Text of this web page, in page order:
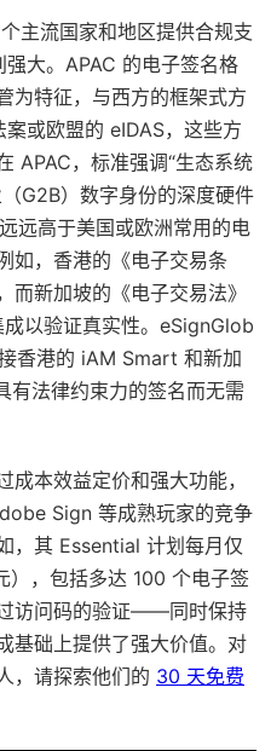
主流国家和地区提供合规支
大。APAC 的电子签名格
为特征，与西方的框架式方
或欧盟的 eIDAS，这些方
APAC，标准强调“生态系统
G2B）数字身份的深度硬件
远高于美国或欧洲常用的电
如，香港的《电子交易条
新加坡的《电子交易法》
以验证真实性。eSignGlob
香港的 iAM Smart 和新加
有法律约束力的签名而无需
本效益定价和强大功能，
Sign 等成熟玩家的竞争
，其 Essential 计划每月仅
），包括多达 100 个电子签
访问码的验证——同时保持
基础上提供了强大价值。对
，请探索他们的 30 天免费